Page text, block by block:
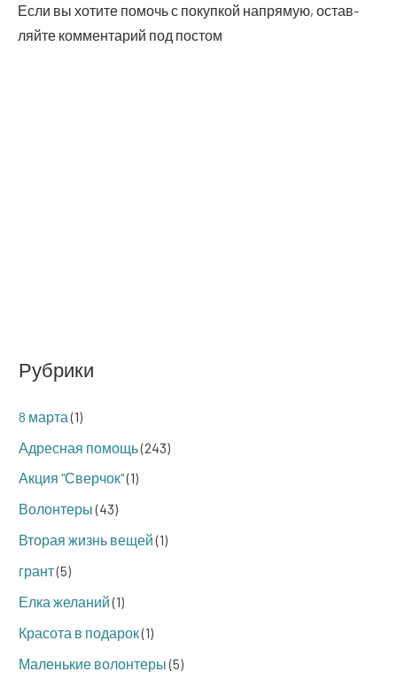
Рубрики
8 марта(1)
Адресная помощь(243)
Акция "Сверчок"(1)
Волонтеры(43)
Вторая жизнь вещей(1)
грант(5)
Елка желаний(1)
Красота в подарок(1)
Маленькие волонтеры(5)
Если вы хоти­те помочь с покуп­кой напря­мую, остав­
ляй­те ком­мен­та­рий под постом